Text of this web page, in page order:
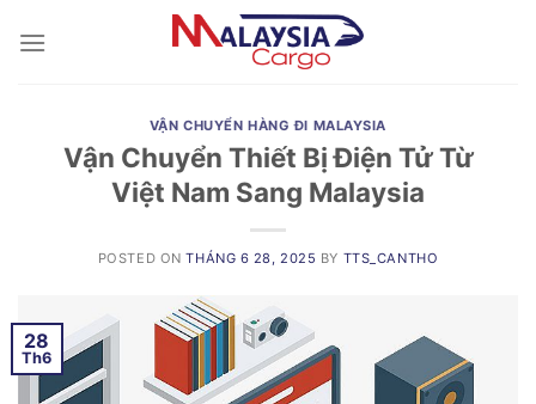
VẬN CHUYỂN HÀNG ĐI MALAYSIA
Vận Chuyển Thiết Bị Điện Tử Từ
Việt Nam Sang Malaysia
POSTED ONTHÁNG 6 28, 2025 BY TTS_CANTHO
28
Th6